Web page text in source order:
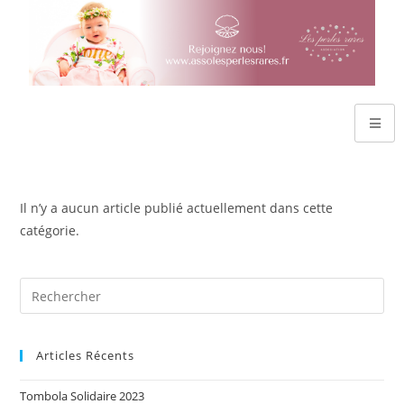
Il n’y a aucun article publié actuellement dans cette
catégorie.
Articles Récents
Tombola Solidaire 2023